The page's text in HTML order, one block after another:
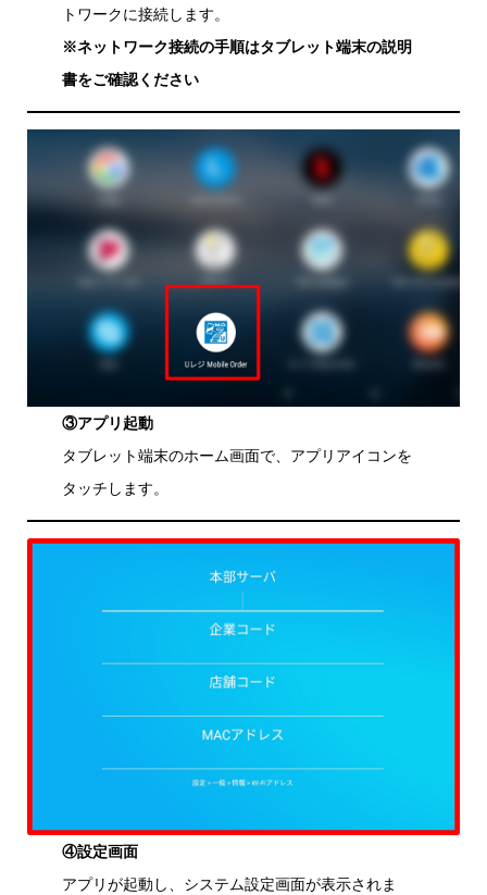
トワークに接続します。
※ネットワーク接続の手順はタブレット端末の説明
書をご確認ください
③アプリ起動
タブレット端末のホーム画面で、アプリアイコンを
タッチします。
④設定画面
アプリが起動し、システム設定画面が表示されま